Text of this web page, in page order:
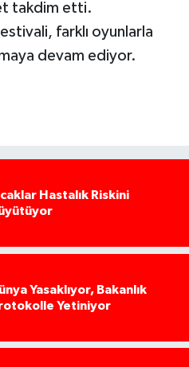
takdim etti.
farklı oyunlarla
devam ediyor.
Hastalık Riskini
Yasaklıyor, Bakanlık
Yetiniyor